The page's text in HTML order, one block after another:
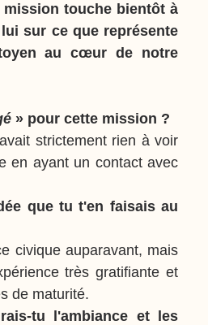
touche bientôt à
sur ce que représente
au cœur de notre
» pour cette mission ?
strictement rien à voir
en ayant un contact avec
que tu t'en faisais au
civique auparavant, mais
très gratifiante et
de maturité.
tu l'ambiance et les